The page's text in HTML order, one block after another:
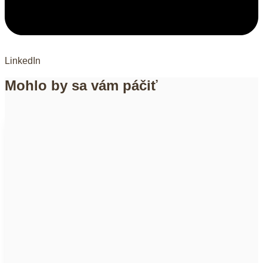
LinkedIn
Mohlo by sa vám páčiť